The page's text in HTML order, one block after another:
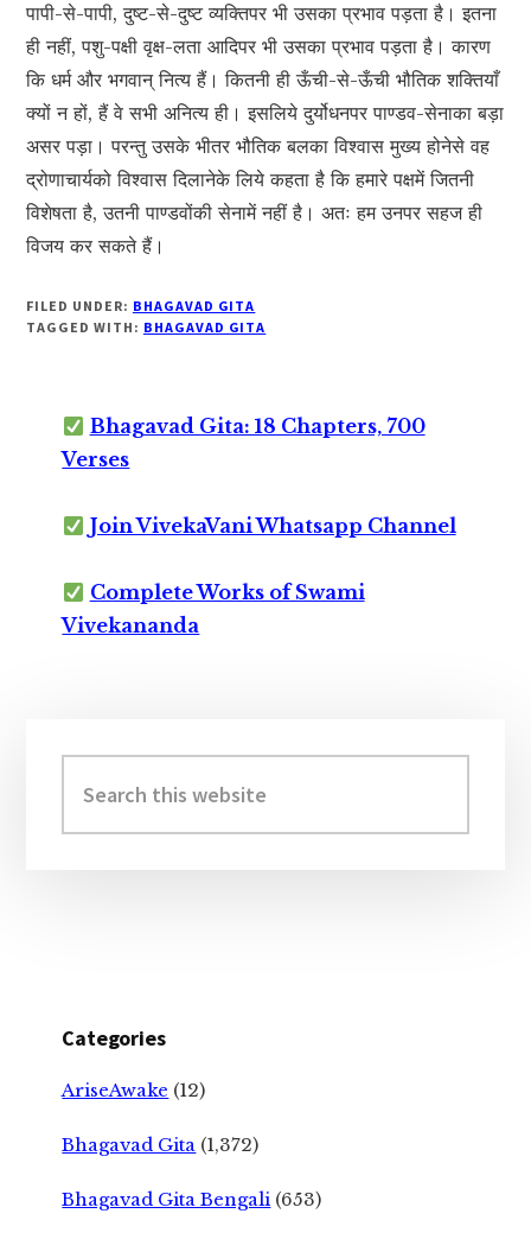
पापी-से-पापी, दुष्ट-से-दुष्ट व्यक्तिपर भी उसका प्रभाव पड़ता है। इतना
ही नहीं, पशु-पक्षी वृक्ष-लता आदिपर भी उसका प्रभाव पड़ता है। कारण
कि धर्म और भगवान् नित्य हैं। कितनी ही ऊँची-से-ऊँची भौतिक शक्तियाँ
क्यों न हों, हैं वे सभी अनित्य ही। इसलिये दुर्योधनपर पाण्डव-सेनाका बड़ा
असर पड़ा। परन्तु उसके भीतर भौतिक बलका विश्वास मुख्य होनेसे वह
द्रोणाचार्यको विश्वास दिलानेके लिये कहता है कि हमारे पक्षमें जितनी
विशेषता है, उतनी पाण्डवोंकी सेनामें नहीं है। अतः हम उनपर सहज ही
विजय कर सकते हैं।
FILED UNDER: BHAGAVAD GITA
TAGGED WITH: BHAGAVAD GITA
Bhagavad Gita: 18 Chapters, 700
Verses
Join VivekaVani Whatsapp Channel
Complete Works of Swami
Vivekananda
Sidebar
this
website
Categories
AriseAwake (12)
Bhagavad Gita (1,372)
Bhagavad Gita Bengali (653)